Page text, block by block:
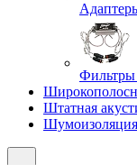
Фильтры
Штатная
Шумоизоляция